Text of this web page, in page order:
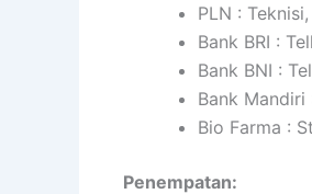
PLN :
Bank BRI :
Bank BNI :
Bank Mandiri
Bio Farma :
Penempatan: